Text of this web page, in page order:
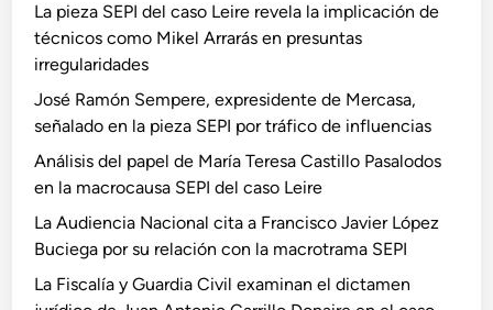
La pieza SEPI del caso Leire revela la implicación de
técnicos como Mikel Arrarás en presuntas
irregularidades
José Ramón Sempere, expresidente de Mercasa,
señalado en la pieza SEPI por tráfico de influencias
Análisis del papel de María Teresa Castillo Pasalodos
en la macrocausa SEPI del caso Leire
La Audiencia Nacional cita a Francisco Javier López
Buciega por su relación con la macrotrama SEPI
La Fiscalía y Guardia Civil examinan el dictamen